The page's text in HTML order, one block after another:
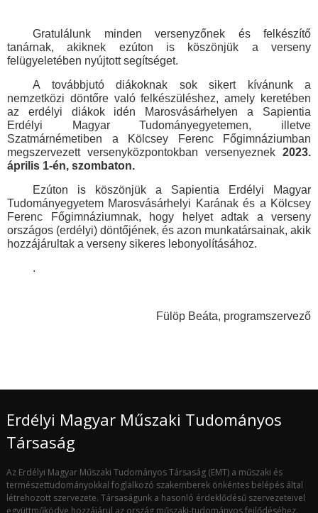
Gratulálunk minden versenyzőnek és felkészítő
tanárnak, akiknek ezúton is köszönjük a verseny
felügyeletében nyújtott segítséget.
A továbbjutó diákoknak sok sikert kívánunk a
nemzetközi döntőre való felkészüléshez, amely keretében
az erdélyi diákok idén Marosvásárhelyen a Sapientia
Erdélyi Magyar Tudományegyetemen, illetve
Szatmárnémetiben a Kölcsey Ferenc Főgimnáziumban
megszervezett versenyközpontokban versenyeznek 2023.
április 1-én, szombaton.
Ezúton is köszönjük a Sapientia Erdélyi Magyar
Tudományegyetem Marosvásárhelyi Karának és a Kölcsey
Ferenc Főgimnáziumnak, hogy helyet adtak a verseny
országos (erdélyi) döntőjének, és azon munkatársainak, akik
hozzájárultak a verseny sikeres lebonyolításához.
.
Fülöp Beáta, programszervező
Erdélyi Magyar Műszaki Tudományos
Társaság
Az Erdélyi Magyar Műszaki Tudományos Társaság (EMT) a műszaki és
természettudományokkal foglalkozó szakemberek önkéntes belépés által
létrehozott szervezete. Társaságunk a hasonló érdeklődésű szervezeteivel
együttműködve hozzájárul az ország műszaki-tudományos fejlődéséhez.